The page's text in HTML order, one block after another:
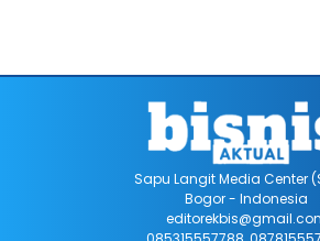
Sapu Langit Media Center
Bogor - Indonesia